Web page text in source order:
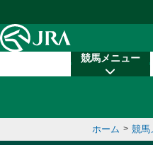
競馬メニュー
ホーム > 競馬